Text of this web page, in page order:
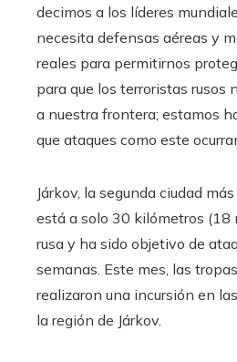
decimos a los líderes
necesita defensas aéreas y
reales para permitirnos
para que los terroristas rusos
a nuestra frontera; estamos
que ataques como este
Járkov, la segunda ciudad
está a solo 30 kilómetros (18
rusa y ha sido objetivo de
semanas. Este mes, las
realizaron una incursión en
la región de Járkov.